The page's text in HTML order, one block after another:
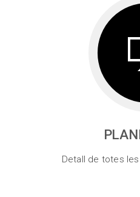
Detall de totes